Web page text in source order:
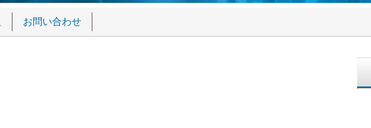
お問い合わせ